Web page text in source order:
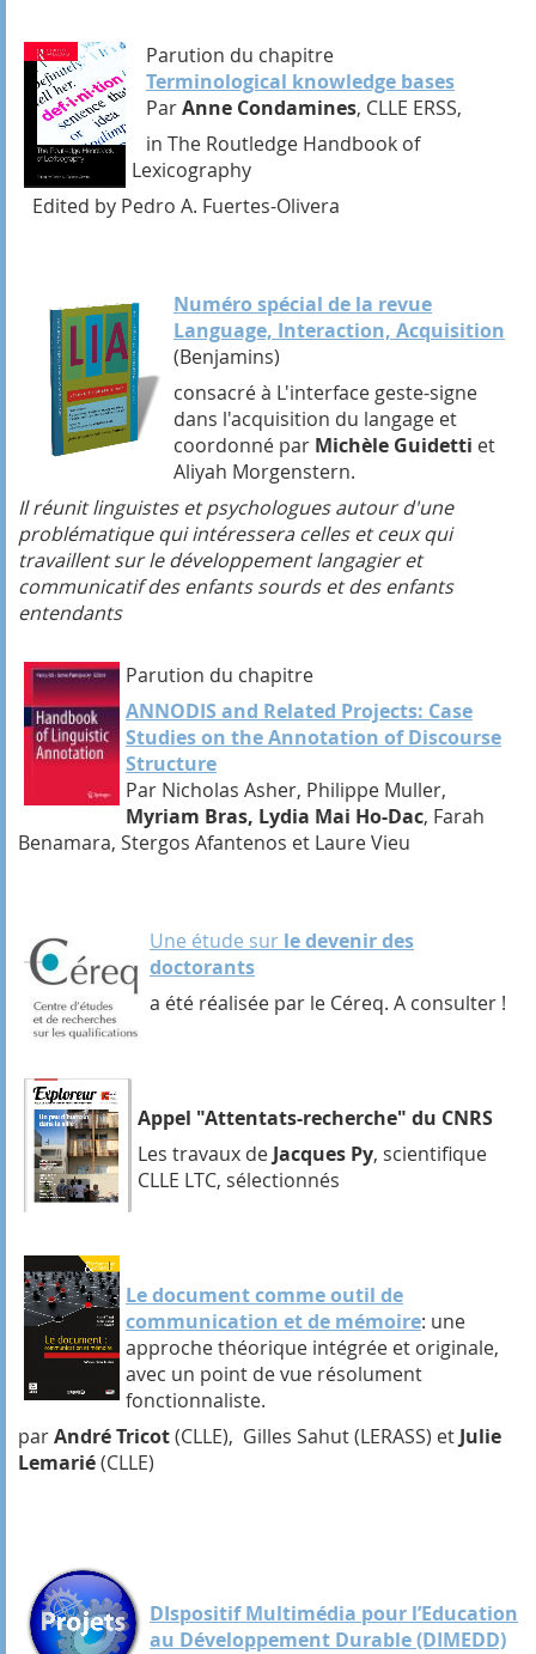
Parution du chapitre
Terminological knowledge bases
ParAnne Condamines, CLLE ERSS,
in The Routledge Handbook of
Lexicography
Edited by Pedro A. Fuertes-Olivera
Numéro spécial de la revue
Language, Interaction, Acquisition
(Benjamins)
consacré à L'interface geste-signe
dans l'acquisition du langage et
coordonné par Michèle Guidetti et
Aliyah Morgenstern.
Il réunit linguistes et psychologues autour d'une
problématique qui intéressera celles et ceux qui
travaillent sur le développement langagier et
communicatif des enfants sourds et des enfants
entendants
Parution du chapitre
ANNODIS and Related Projects: Case
Studies on the Annotation of Discourse
Structure
Par Nicholas Asher, Philippe Muller,
Myriam Bras, Lydia Mai Ho-Dac, Farah
Benamara, Stergos Afantenos et Laure Vieu
Une étude sur le devenir des
doctorants
a été réalisée par le Céreq. A consulter !
Appel "Attentats-recherche" du CNRS
Les travaux de Jacques Py, scientifique
CLLE LTC, sélectionnés
Le document comme outil de
communication et de mémoire: une
approche théorique intégrée et originale,
avec un point de vue résolument
fonctionnaliste.
parAndré Tricot(CLLE), Gilles Sahut (LERASS) et Julie
Lemarié(CLLE)
DIspositif Multimédia pour l’Education
au Développement Durable (DIMEDD)